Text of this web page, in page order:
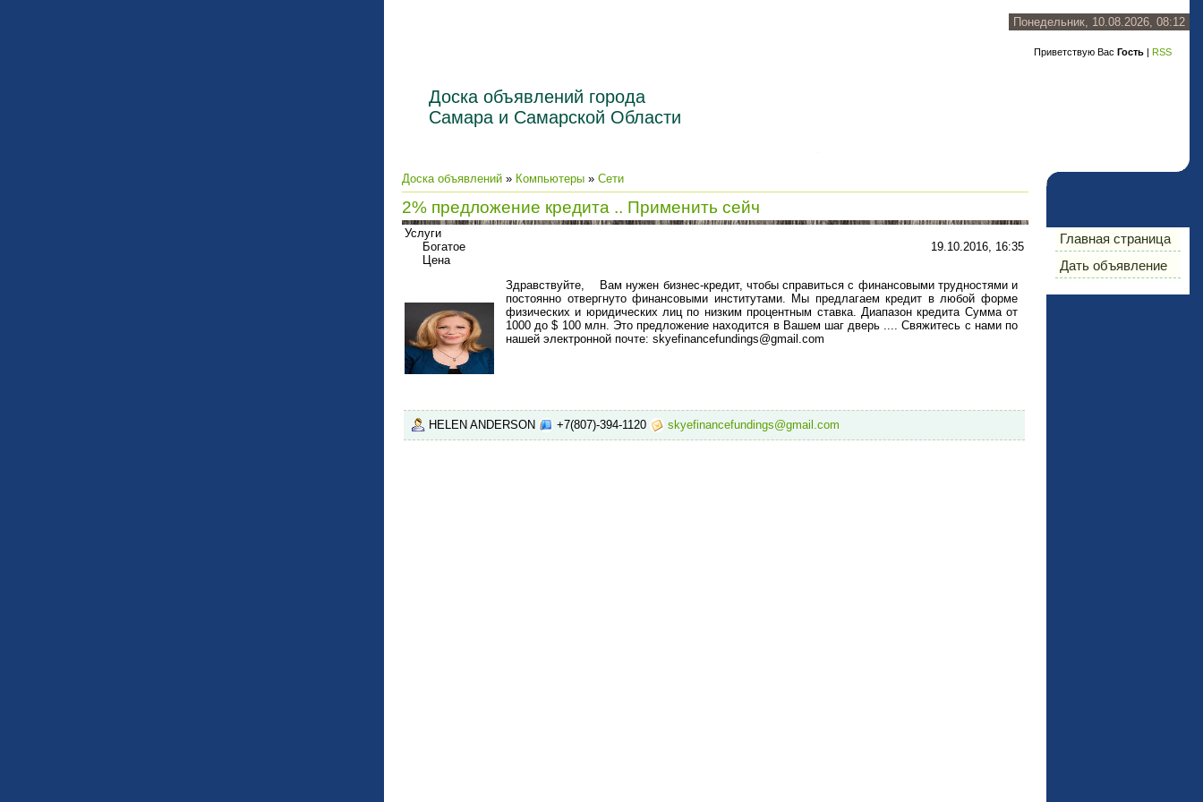
Понедельник, 10.08.2026, 08:12
Приветствую Вас Гость | RSS
Доска объявлений города
Самара и Самарской Области
Доска объявлений » Компьютеры » Сети
2% предложение кредита .. Применить сейч
Услуги
Богатое
Цена
19.10.2016, 16:35
Здравствуйте, Вам нужен бизнес-кредит, чтобы справиться с финансовыми трудностями и
постоянно отвергнуто финансовыми институтами. Мы предлагаем кредит в любой форме
физических и юридических лиц по низким процентным ставка. Диапазон кредита Сумма от
1000 до $ 100 млн. Это предложение находится в Вашем шаг дверь .... Свяжитесь с нами по
нашей электронной почте: skyefinancefundings@gmail.com
HELEN ANDERSON +7(807)-394-1120 skyefinancefundings@gmail.com
Главная страница
Дать объявление